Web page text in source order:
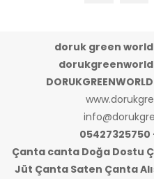
doruk green
05427325750
Çanta canta Doğa Dostu
Jüt Çanta Saten Çanta